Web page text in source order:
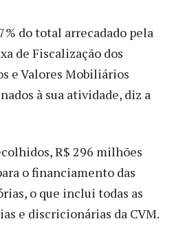
do total arrecadado pela
de Fiscalização dos
e Valores Mobiliários
à sua atividade, diz a
R$ 296 milhões
o financiamento das
o que inclui todas as
e discricionárias da CVM.